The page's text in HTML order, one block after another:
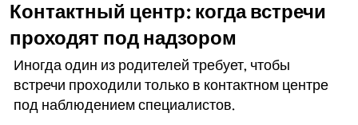
Контактный центр: когда встречи
проходят под надзором
Иногда один из родителей требует, чтобы
встречи проходили только в контактном центре
под наблюдением специалистов.